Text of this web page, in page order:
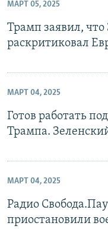
МАРТ 05, 2025
Трамп заявил, что
раскритиковал
МАРТ 04, 2025
Готов работать
Трампа.
МАРТ 04, 2025
Радио
приостановили